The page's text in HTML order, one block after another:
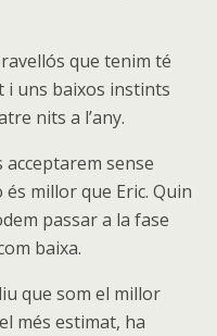
que tenim té
i uns baixos instints
nits a l’any.
acceptarem sense
millor que Eric. Quin
passar a la fase
baixa.
que som el millor
més estimat, ha